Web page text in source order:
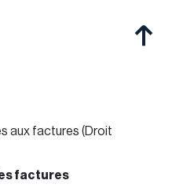
aux factures (Droit
factures